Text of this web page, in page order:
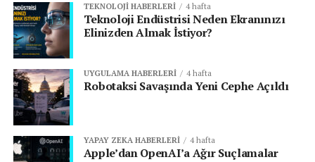
TEKNOLOJI HABERLERI 4 hafta
Teknoloji Endüstrisi Neden Ekranınızı
Elinizden Almak İstiyor?
UYGULAMA HABERLERI 4 hafta
Robotaksi Savaşında Yeni Cephe Açıldı
YAPAY ZEKA HABERLERI 4 hafta
Apple’dan OpenAI’a Ağır Suçlamalar